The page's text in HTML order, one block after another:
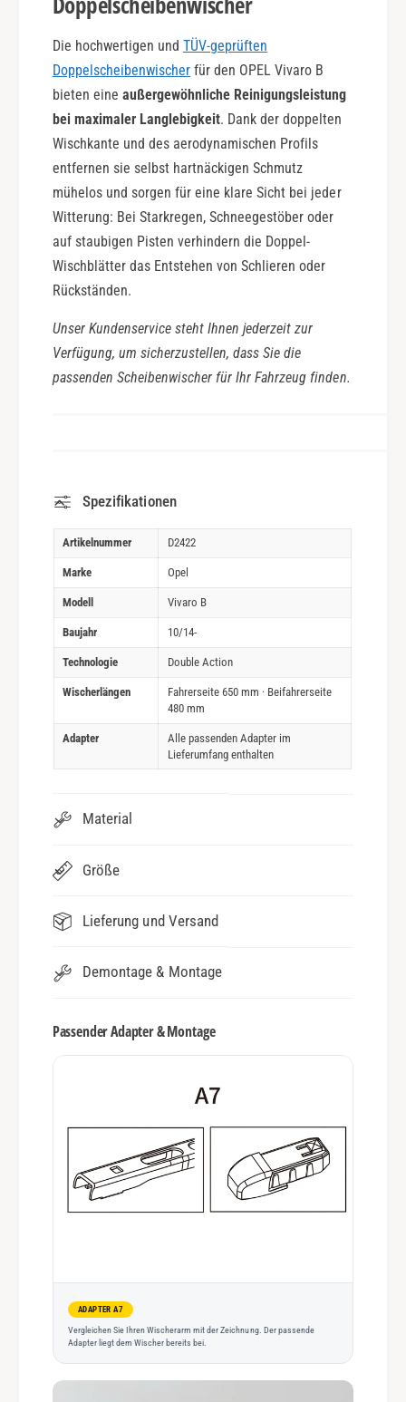
Die hochwertigen undTÜV-geprüften
Doppelscheibenwischer für den OPEL Vivaro B
bieten eine außergewöhnliche Reinigungsleistung
bei maximaler Langlebigkeit. Dank der doppelten
Wischkante und des aerodynamischen Profils
entfernen sie selbst hartnäckigen Schmutz
mühelos und sorgen für eine klare Sicht bei jeder
Witterung: Bei Starkregen, Schneegestöber oder
auf staubigen Pisten verhindern die Doppel-
Wischblätter das Entstehen von Schlieren oder
Rückständen.
Unser Kundenservice steht Ihnen jederzeit zur
Verfügung, um sicherzustellen, dass Sie die
passenden Scheibenwischer für Ihr Fahrzeug finden.
Spezifikationen
Artikelnummer D2422
Marke Opel
Modell Vivaro B
Baujahr 10/14-
Technologie Double Action
Wischerlängen
Fahrerseite 650 mm · Beifahrerseite
480 mm
Adapter
Alle passenden Adapter im
Lieferumfang enthalten
Material
Größe
Lieferung und Versand
Demontage & Montage
Passender Adapter & Montage
ADAPTER A7
Vergleichen Sie Ihren Wischerarm mit der Zeichnung. Der passende
Adapter liegt dem Wischer bereits bei.